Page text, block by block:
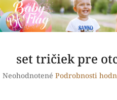
Prejsť
na
obsah
set tričiek pre
Priemerné
Neohodnotené Podrobnosti